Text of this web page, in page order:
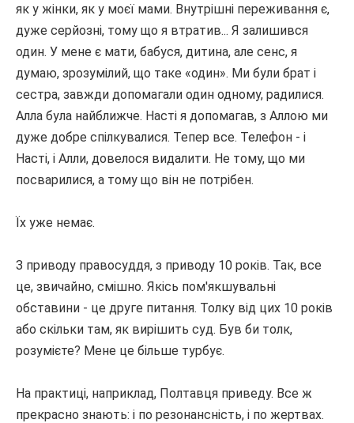
як у жінки, як у моєї мами. Внутрішні переживання є,
дуже серйозні, тому що я втратив... Я залишився
один. У мене є мати, бабуся, дитина, але сенс, я
думаю, зрозумілий, що таке «один». Ми були брат і
сестра, завжди допомагали один одному, радилися.
Алла була найближче. Насті я допомагав, з Аллою ми
дуже добре спілкувалися. Тепер все. Телефон - і
Насті, і Алли, довелося видалити. Не тому, що ми
посварилися, а тому що він не потрібен.
Їх уже немає.
З приводу правосуддя, з приводу 10 років. Так, все
це, звичайно, смішно. Якісь пом'якшувальні
обставини - це друге питання. Толку від цих 10 років
або скільки там, як вирішить суд. Був би толк,
розумієте? Мене це більше турбує.
На практиці, наприклад, Полтавця приведу. Все ж
прекрасно знають: і по резонансність, і по жертвах.